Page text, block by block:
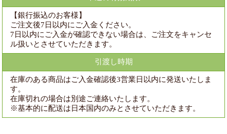
【銀行振込のお客様】
ご注文後7日以内にご入金ください。
7日以内にご入金が確認できない場合は、ご注文をキャンセ
ル扱いとさせていただきます。
引渡し時期
在庫のある商品はご入金確認後3営業日以内に発送いたしま
す。
在庫切れの場合は別途ご連絡いたします。
※基本的に配送は日本国内のみとさせていただきます。